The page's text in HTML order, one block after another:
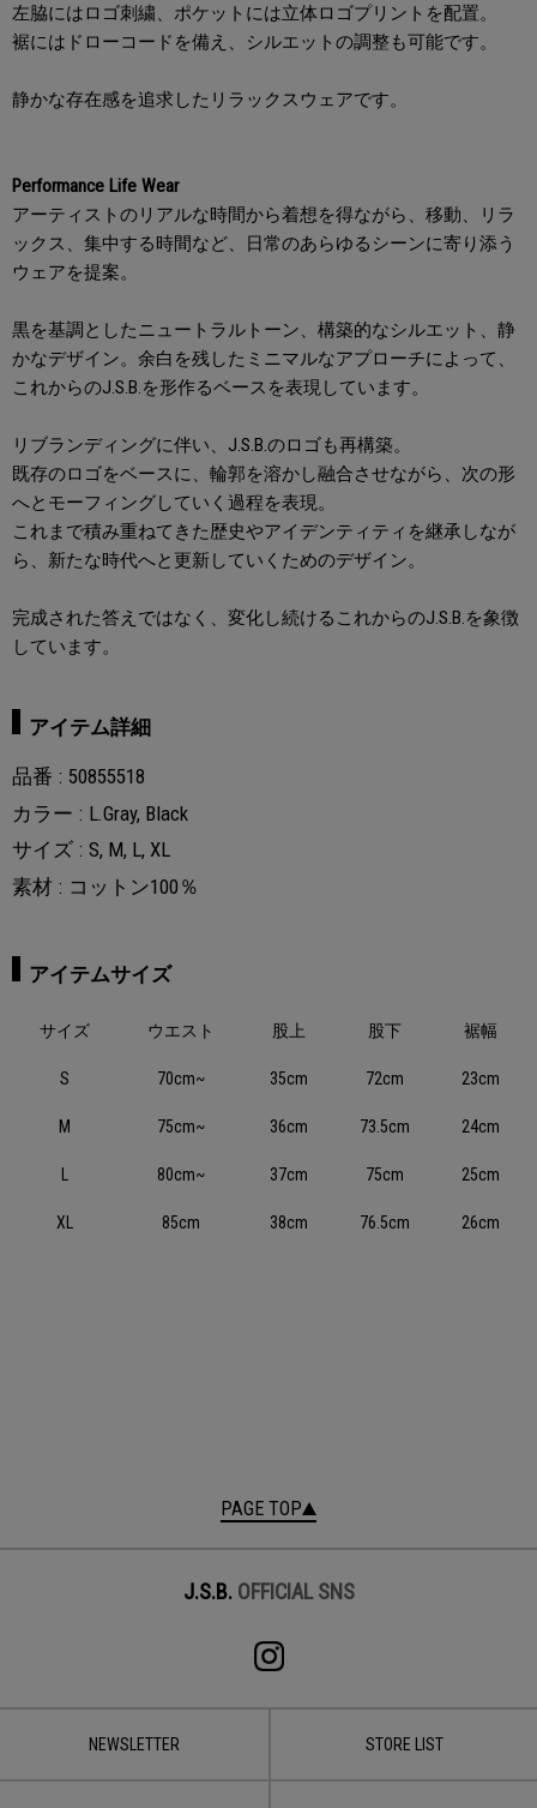
左脇にはロゴ刺繍、ポケットには立体ロゴプリントを配置。
裾にはドローコードを備え、シルエットの調整も可能です。
静かな存在感を追求したリラックスウェアです。
Performance Life Wear
アーティストのリアルな時間から着想を得ながら、移動、リラ
ックス、集中する時間など、日常のあらゆるシーンに寄り添う
ウェアを提案。
黒を基調としたニュートラルトーン、構築的なシルエット、静
かなデザイン。余白を残したミニマルなアプローチによって、
これからのJ.S.B.を形作るベースを表現しています。
リブランディングに伴い、J.S.B.のロゴも再構築。
既存のロゴをベースに、輪郭を溶かし融合させながら、次の形
へとモーフィングしていく過程を表現。
これまで積み重ねてきた歴史やアイデンティティを継承しなが
ら、新たな時代へと更新していくためのデザイン。
完成された答えではなく、変化し続けるこれからのJ.S.B.を象徴
しています。
アイテム詳細
品番
50855518
カラー
L.Gray, Black
サイズ
S, M, L, XL
素材
コットン100％
アイテムサイズ
サイズ ウエスト 股上 股下 裾幅
S 70cm~ 35cm 72cm 23cm
M 75cm~ 36cm 73.5cm 24cm
80cm~ 37cm 75cm 25cm
XL 85cm 38cm 76.5cm 26cm
PAGE TOP
J.S.B. OFFICIAL SNS
NEWSLETTER STORE LIST